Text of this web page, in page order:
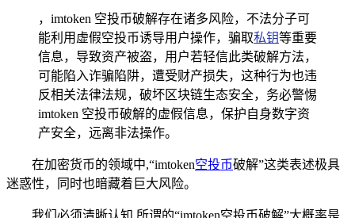
，imtoken 空投币破解存在诸多风险，不法分子可
能利用虚假空投币诱导用户操作，骗取私钥等重要
信息，导致资产被盗，用户若轻信此类破解方法，
可能陷入诈骗陷阱，遭受财产损失，这种行为也违
反相关法律法规，破坏区块链生态安全，务必警惕
imtoken 空投币破解的虚假信息，保护自身数字资
产安全，远离非法操作。
在加密货币的领域中,“imtoken空投币破解”这类表述极具
迷惑性，同时也暗藏着巨大风险。
我们必须清晰认知,所谓的“imtoken空投币破解”大概率是